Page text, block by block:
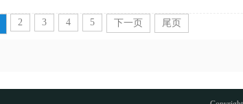
2 3 4 5 下一页 尾页